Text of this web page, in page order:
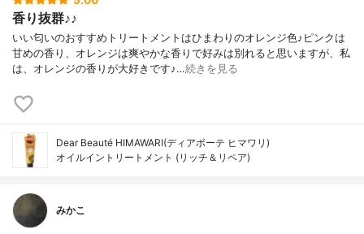
香り抜群♪♪
いい匂いのおすすめトリートメントはひまわりのオレンジ色♪ピンクは
甘めの香り、オレンジは爽やかな香りで好みは別れると思いますが、私
は、オレンジの香りが大好きです♪…続きを見る
Dear Beauté HIMAWARI(ディアボーテ ヒマワリ)
オイルイントリートメント (リッチ＆リペア)
みかこ